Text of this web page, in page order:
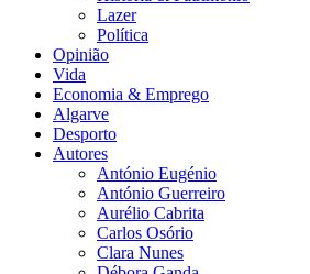
Lazer
Política
Opinião
Vida
Economia & Emprego
Algarve
Desporto
Autores
António Eugénio
António Guerreiro
Aurélio Cabrita
Carlos Osório
Clara Nunes